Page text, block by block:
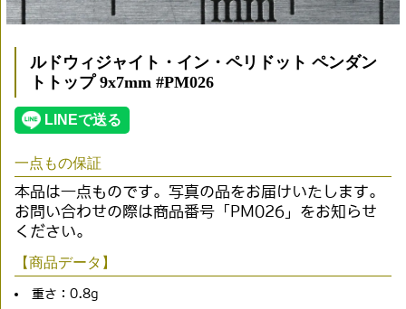
ルドウィジャイト・イン・ペリドット ペンダン
トトップ 9x7mm #PM026
一点もの保証
本品は一点ものです。写真の品をお届けいたします。
お問い合わせの際は商品番号「PM026」をお知らせ
ください。
【商品データ】
重さ：0.8g